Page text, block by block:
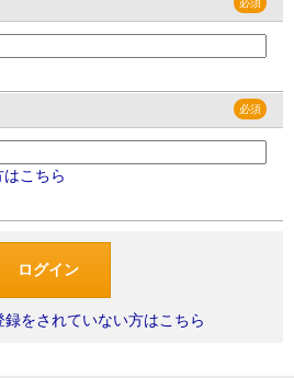
こちら
録をされていない方はこちら